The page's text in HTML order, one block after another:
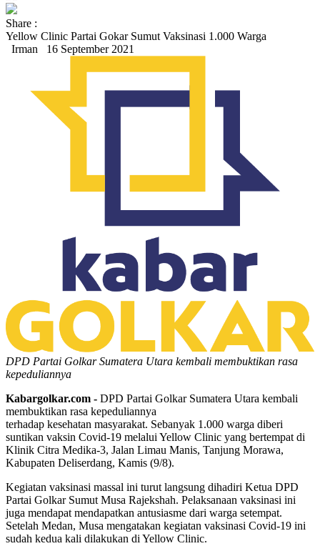
Share :
Yellow Clinic Partai Gokar Sumut Vaksinasi 1.000 Warga
Irman
16 September 2021
DPD Partai Golkar Sumatera Utara kembali membuktikan rasa
kepeduliannya
Kabargolkar.com - DPD Partai Golkar Sumatera Utara kembali
membuktikan rasa kepeduliannya
terhadap kesehatan masyarakat. Sebanyak 1.000 warga diberi
suntikan vaksin Covid-19 melalui Yellow Clinic yang bertempat di
Klinik Citra Medika-3, Jalan Limau Manis, Tanjung Morawa,
Kabupaten Deliserdang, Kamis (9/8).
Kegiatan vaksinasi massal ini turut langsung dihadiri Ketua DPD
Partai Golkar Sumut Musa Rajekshah. Pelaksanaan vaksinasi ini
juga mendapat mendapatkan antusiasme dari warga setempat.
Setelah Medan, Musa mengatakan kegiatan vaksinasi Covid-19 ini
sudah kedua kali dilakukan di Yellow Clinic.